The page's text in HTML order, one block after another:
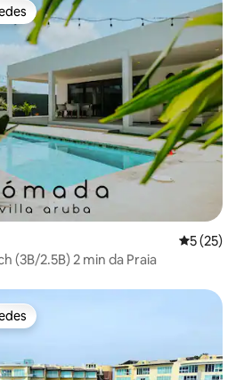
dos hóspedes
5 de uma
5 (25)
(3B/2.5B) 2 min da Praia
dos hóspedes